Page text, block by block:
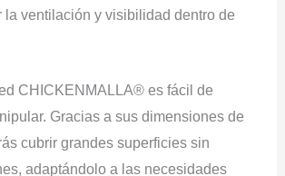
la ventilación y visibilidad dentro de
CHICKENMALLA® es fácil de
Gracias a sus dimensiones de
cubrir grandes superficies sin
adaptándolo a las necesidades